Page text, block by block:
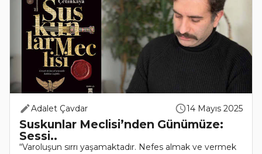
Adalet Çavdar 14 Mayıs 2025
Suskunlar Meclisi’nden Günümüze:
Sessi..
“Varoluşun sırrı yaşamaktadır. Nefes almak ve vermek